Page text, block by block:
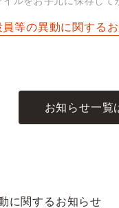
員等の異動に関する
お知らせ一覧
に関するお知らせ